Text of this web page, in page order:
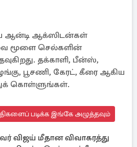
ஆன்டி ஆக்ஸிடன்கள்
மூளை செல்களின்
தக்காளி, பீன்ஸ்,
பூசணி, கேரட், கீரை ஆகிய
கொள்ளுங்கள்.
படிக்க இங்கே அழுத்தவும்
விஜய் மீதான விவாகரத்து